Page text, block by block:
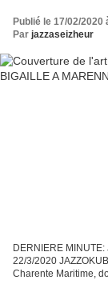
Publié le 17/02/2020
Par jazzaseizheur
DERNIERE
22/3/2020
Charente Maritime,